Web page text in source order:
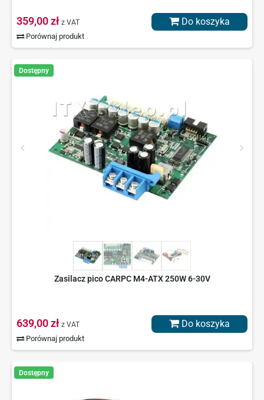
359,00 zł z VAT
Porównaj produkt
Do koszyka
Dostępny
Zasilacz pico CARPC M4-ATX 250W 6-30V
639,00 zł z VAT
Porównaj produkt
Do koszyka
Dostępny